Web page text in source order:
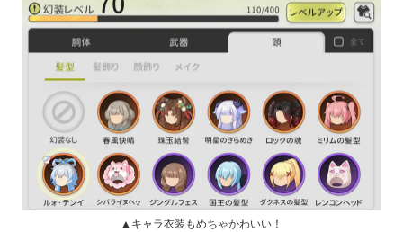
▲キャラ衣装もめちゃかわいい！